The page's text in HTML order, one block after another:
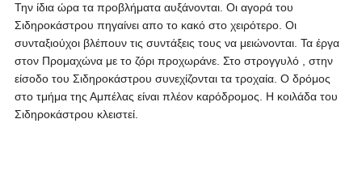
Την ίδια ώρα τα προβλήματα αυξάνονται. Οι αγορά του
Σιδηροκάστρου πηγαίνει απο το κακό στο χειρότερο. Οι
συνταξιούχοι βλέπουν τις συντάξεις τους να μειώνονται. Τα έργα
στον Προμαχώνα με το ζόρι προχωράνε. Στο στρογγυλό , στην
είσοδο του Σιδηροκάστρου συνεχίζονται τα τροχαία. Ο δρόμος
στο τμήμα της Αμπέλας είναι πλέον καρόδρομος. Η κοιλάδα του
Σιδηροκάστρου κλειστεί.